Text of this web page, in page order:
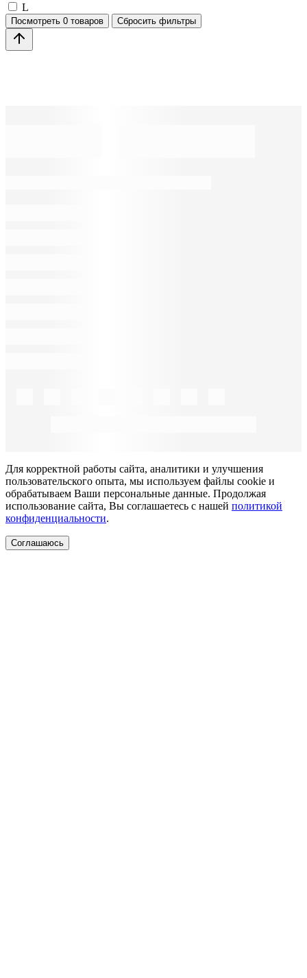
L
Посмотреть 0 товаров Сбросить фильтры
Для корректной работы сайта, аналитики и улучшения
пользовательского опыта, мы используем файлы cookie и
обрабатываем Ваши персональные данные. Продолжая
использование сайта, Вы соглашаетесь с нашей политикой
конфиденциальности.
Соглашаюсь